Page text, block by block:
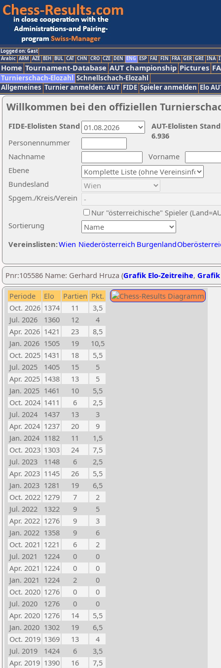
Logged on: Gast
Arabic ARM AZE BIH BUL CAT CHN CRO CZE DEN ENG ESP FAI FIN FRA GER GRE INA
Home Tournament-Database AUT championship Pictures
Turnierschach-Elozahl Schnellschach-Elozahl
Allgemeines Turnier anmelden: AUT FIDE Spieler anmelden Elo
Willkommen bei den offiziellen
Nachname
Vorname
Ebene
Sortierung
Personennummer
Bundesland
Spgem./Kreis/Verein
Nur "österreichische" Spieler
Vereinslisten:Wien Niederösterreich Burgenland
AUT-Elolisten
6.936
FIDE-Elolisten Stand
Pnr:105586 Name: Gerhard Hruza (Grafik Elo-Zeitreihe,
Periode Elo Partien Pkt.
Oct. 2026 1374 11
3,5
Jul. 2026
1360 12
4
Apr. 2026 1421 23
8,5
Jan. 2026 1505 19
10,5
Oct. 2025 1431 18
5,5
Jul. 2025
1405 15
5
Apr. 2025 1438 13
5
Jan. 2025 1461 10
5,5
Oct. 2024 1411 6
2,5
Jul. 2024
1437 13
3
Apr. 2024 1237 20
9
Jan. 2024 1182 11
1,5
Oct. 2023 1303 24
7,5
Jul. 2023
1148 6
2,5
Apr. 2023 1145 26
5,5
Jan. 2023 1281 19
6,5
Oct. 2022 1279 7
2
Jul. 2022
1322 9
5
Apr. 2022 1276 9
3
Jan. 2022 1358 9
6
Oct. 2021 1221 6
2
Jul. 2021
1224 0
0
Apr. 2021 1224 0
0
Jan. 2021 1224 2
0
Oct. 2020 1276 0
0
Jul. 2020
1276 0
0
Apr. 2020 1276 14
5,5
Jan. 2020 1302 19
6,5
Oct. 2019 1369 13
4
Jul. 2019
1424 6
3,5
Apr. 2019 1390 16
7,5